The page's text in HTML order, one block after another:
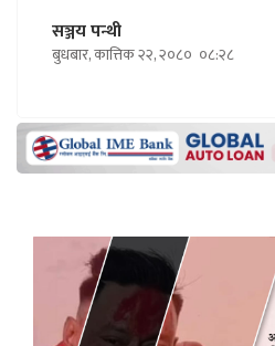
सञ्जय पन्थी
बुधबार, कात्तिक २२, २०८० ०८:२८